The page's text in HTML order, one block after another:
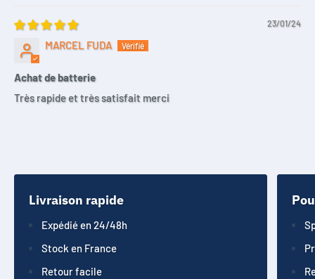
23/01/24
MARCEL FUDA
Achat de batterie
Très rapide et très satisfait merci
Livraison rapide
Expédié en 24/48h
Stock en France
Retour facile